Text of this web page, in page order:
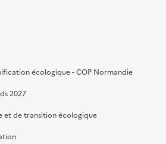
écologique - COP Normandie
2027
et de transition écologique